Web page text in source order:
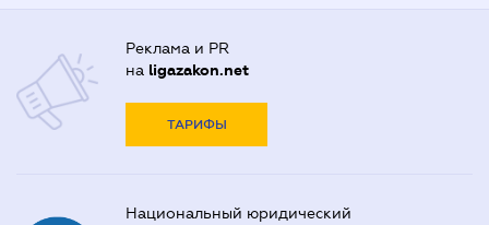
Реклама и PR
на ligazakon.net
ТАРИФЫ
Национальный юридический